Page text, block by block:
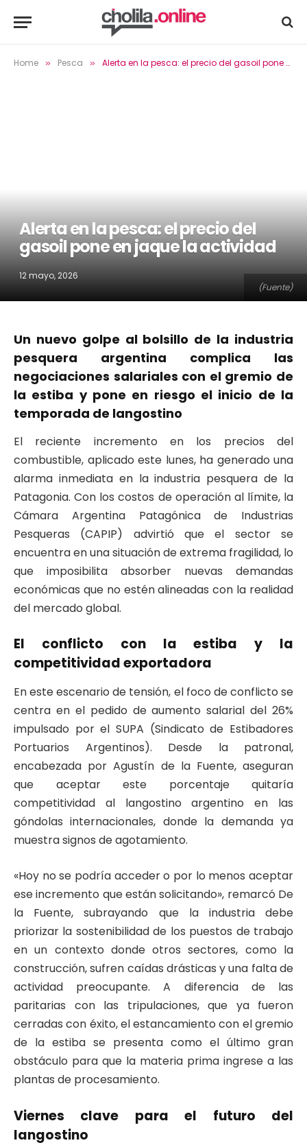
Home » Pesca » Alerta en la pesca: el precio del gasoil pone en jaque la actividad
(Fuente)
Alerta en la pesca: el precio del
gasoil pone en jaque la actividad
12 mayo, 2026
Un nuevo golpe al bolsillo de la industria
pesquera argentina complica las
negociaciones salariales con el gremio de
la estiba y pone en riesgo el inicio de la
temporada de langostino
El reciente incremento en los precios del
combustible, aplicado este lunes, ha generado una
alarma inmediata en la industria pesquera de la
Patagonia. Con los costos de operación al límite, la
Cámara Argentina Patagónica de Industrias
Pesqueras (CAPIP) advirtió que el sector se
encuentra en una situación de extrema fragilidad, lo
que imposibilita absorber nuevas demandas
económicas que no estén alineadas con la realidad
del mercado global.
El conflicto con la estiba y la
competitividad exportadora
En este escenario de tensión, el foco de conflicto se
centra en el pedido de aumento salarial del 26%
impulsado por el SUPA (Sindicato de Estibadores
Portuarios Argentinos). Desde la patronal,
encabezada por Agustín de la Fuente, aseguran
que aceptar este porcentaje quitaría
competitividad al langostino argentino en las
góndolas internacionales, donde la demanda ya
muestra signos de agotamiento.
«Hoy no se podría acceder o por lo menos aceptar
ese incremento que están solicitando», remarcó De
la Fuente, subrayando que la industria debe
priorizar la sostenibilidad de los puestos de trabajo
en un contexto donde otros sectores, como la
construcción, sufren caídas drásticas y una falta de
actividad preocupante. A diferencia de las
paritarias con las tripulaciones, que ya fueron
cerradas con éxito, el estancamiento con el gremio
de la estiba se presenta como el último gran
obstáculo para que la materia prima ingrese a las
plantas de procesamiento.
Viernes clave para el futuro del
langostino